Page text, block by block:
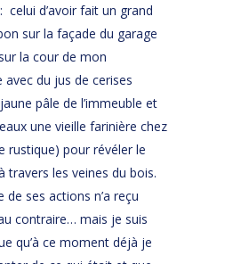
d’avoir fait un grand
sur la façade du garage
la cour de mon
du jus de cerises
pâle de l’immeuble et
une vieille farinière chez
rustique) pour révéler le
travers les veines du bois.
de ses actions n’a reçu
contraire… mais je suis
qu’à ce moment déjà je